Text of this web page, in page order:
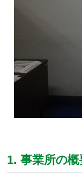
1. 事業所の